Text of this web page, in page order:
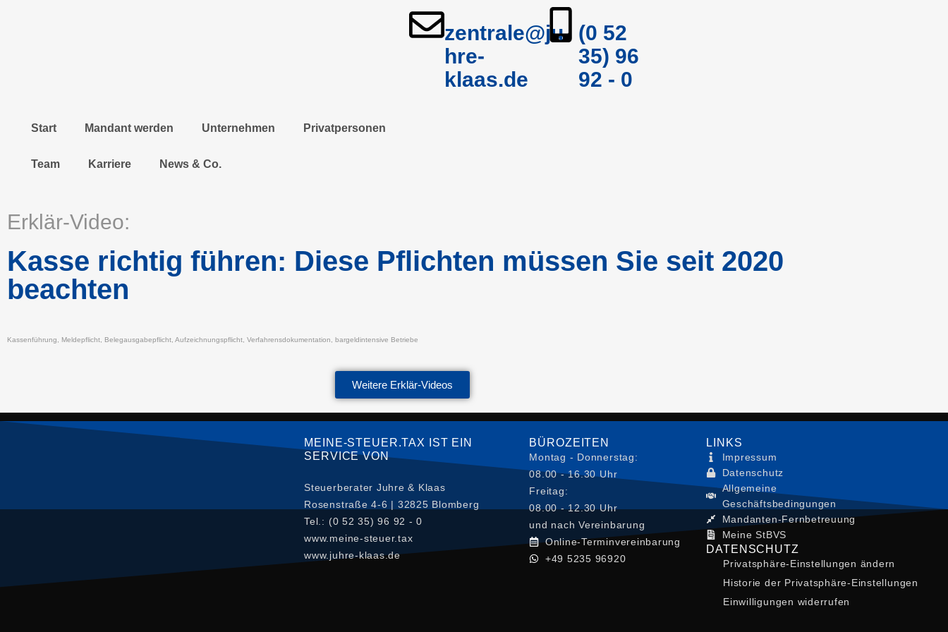
zentrale@ju
hre-
klaas.de
(0 52
35) 96
92 - 0
Start Mandant werden Unternehmen Privatpersonen
Team Karriere News & Co.
Erklär-Video:
Kasse richtig führen: Diese Pflichten müssen Sie seit 2020
beachten
Kassenführung, Meldepflicht, Belegausgabepflicht, Aufzeichnungspflicht, Verfahrensdokumentation, bargeldintensive Betriebe
Weitere Erklär-Videos
MEINE-STEUER.TAX IST EIN
SERVICE VON
Steuerberater Juhre & Klaas
Rosenstraße 4-6 | 32825 Blomberg
Tel.: (0 52 35) 96 92 - 0
www.meine-steuer.tax
www.juhre-klaas.de
BÜROZEITEN
Montag - Donnerstag:
08.00 - 16.30 Uhr
Freitag:
08.00 - 12.30 Uhr
und nach Vereinbarung
Online-Terminvereinbarung
+49 5235 96920
LINKS
Impressum
Datenschutz
Allgemeine
Geschäftsbedingungen
Mandanten-Fernbetreuung
Meine StBVS
DATENSCHUTZ
Privatsphäre-Einstellungen ändern
Historie der Privatsphäre-Einstellungen
Einwilligungen widerrufen